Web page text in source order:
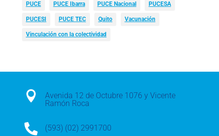
PUCE PUCE Ibarra PUCE Nacional PUCESA
PUCESI PUCE TEC Quito Vacunación
Vinculación con la colectividad

Avenida 12 de Octubre 1076 y Vicente
Ramón Roca
 (593) (02) 2991700